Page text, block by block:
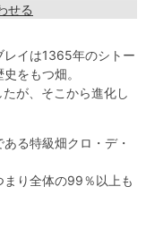
せる
レイは1365年のシトー
をもつ畑。
が、そこから進化し
る特級畑クロ・デ・
り全体の99％以上も